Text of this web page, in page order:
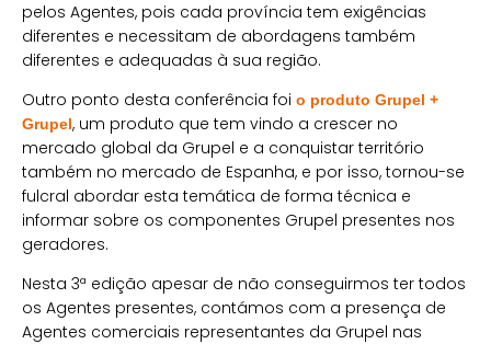
pelos Agentes, pois cada província tem exigências
diferentes e necessitam de abordagens também
diferentes e adequadas à sua região.
Outro ponto desta conferência foi o produto Grupel +
Grupel, um produto que tem vindo a crescer no
mercado global da Grupel e a conquistar território
também no mercado de Espanha, e por isso, tornou-se
fulcral abordar esta temática de forma técnica e
informar sobre os componentes Grupel presentes nos
geradores.
Nesta 3ª edição apesar de não conseguirmos ter todos
os Agentes presentes, contámos com a presença de
Agentes comerciais representantes da Grupel nas